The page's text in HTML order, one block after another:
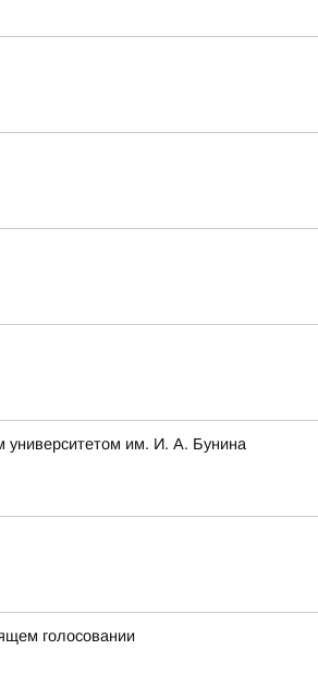
университетом им. И. А. Бунина
голосовании